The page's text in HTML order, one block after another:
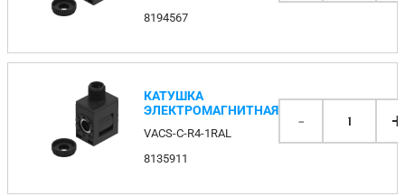
8194567
КАТУШКА
ЭЛЕКТРОМАГНИТНАЯ
VACS-C-R4-1RAL
8135911
- 1 +